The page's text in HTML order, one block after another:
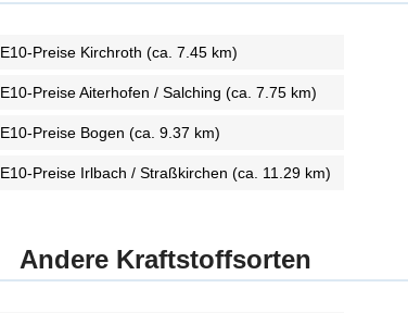
E10-Preise Kirchroth (ca. 7.45 km)
E10-Preise Aiterhofen / Salching (ca. 7.75 km)
E10-Preise Bogen (ca. 9.37 km)
E10-Preise Irlbach / Straßkirchen (ca. 11.29 km)
Andere Kraftstoffsorten